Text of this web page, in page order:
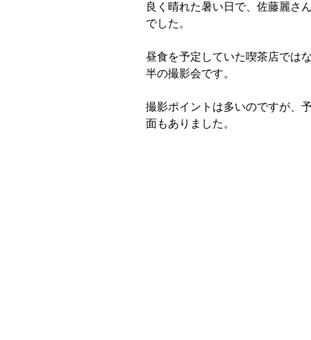
良く晴れた暑い日で、佐藤麗さ
でした。
昼食を予定していた喫茶店では
半の撮影会です。
撮影ポイントは多いのですが、
面もありました。